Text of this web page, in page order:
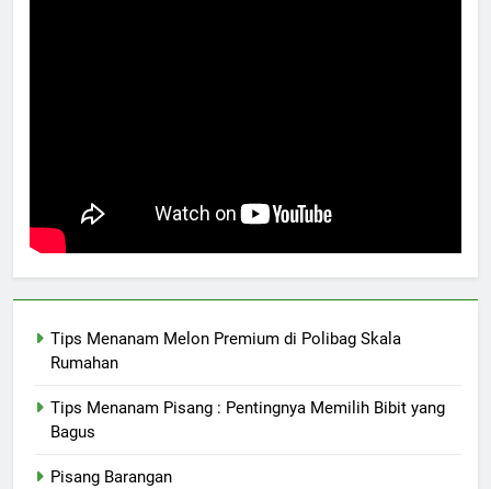
Tips Menanam Melon Premium di Polibag Skala
Rumahan
Tips Menanam Pisang : Pentingnya Memilih Bibit yang
Bagus
Pisang Barangan